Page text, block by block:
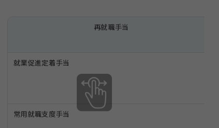
再就職手当
就業促進定着手当
常用就職支度手当